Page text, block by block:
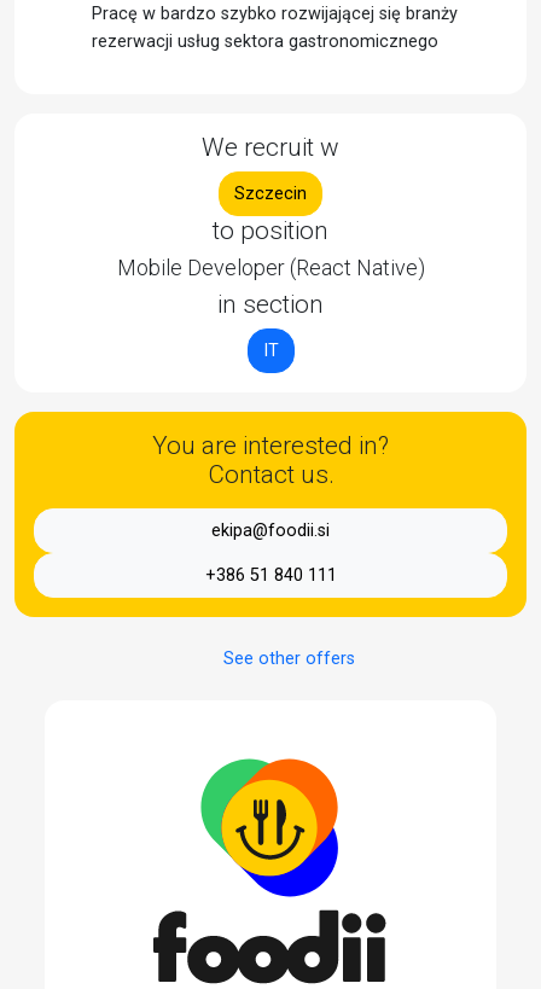
Pracę w bardzo szybko rozwijającej się branży
rezerwacji usług sektora gastronomicznego
We recruit w
Szczecin
to position
Mobile Developer (React Native)
in section
IT
You are interested in?
Contact us.
ekipa@foodii.si
+386 51 840 111
See other offers